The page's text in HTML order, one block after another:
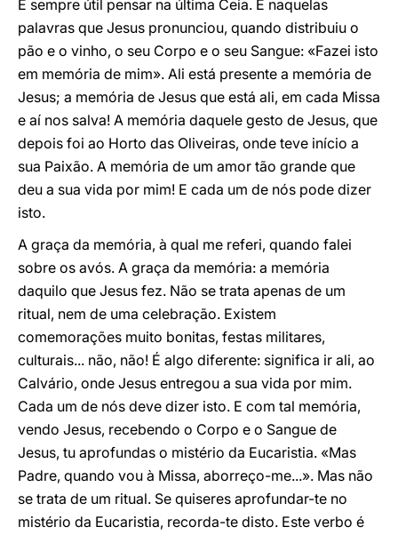
É sempre útil pensar na última Ceia. E naquelas
palavras que Jesus pronunciou, quando distribuiu o
pão e o vinho, o seu Corpo e o seu Sangue: «Fazei isto
em memória de mim». Ali está presente a memória de
Jesus; a memória de Jesus que está ali, em cada Missa
e aí nos salva! A memória daquele gesto de Jesus, que
depois foi ao Horto das Oliveiras, onde teve início a
sua Paixão. A memória de um amor tão grande que
deu a sua vida por mim! E cada um de nós pode dizer
isto.
A graça da memória, à qual me referi, quando falei
sobre os avós. A graça da memória: a memória
daquilo que Jesus fez. Não se trata apenas de um
ritual, nem de uma celebração. Existem
comemorações muito bonitas, festas militares,
culturais... não, não! É algo diferente: significa ir ali, ao
Calvário, onde Jesus entregou a sua vida por mim.
Cada um de nós deve dizer isto. E com tal memória,
vendo Jesus, recebendo o Corpo e o Sangue de
Jesus, tu aprofundas o mistério da Eucaristia. «Mas
Padre, quando vou à Missa, aborreço-me...». Mas não
se trata de um ritual. Se quiseres aprofundar-te no
mistério da Eucaristia, recorda-te disto. Este verbo é